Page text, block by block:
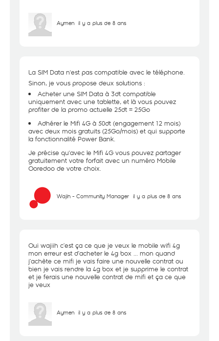
Aymen il y a plus de 8 ans
La SIM Data n'est pas compatible avec le téléphone.
Sinon, je vous propose deux solutions :
Acheter une SIM Data à 3dt compatible
uniquement avec une tablette, et là vous pouvez
profiter de la promo actuelle 25dt = 25Go
Adhérer le Mifi 4G à 50dt (engagement 12 mois)
avec deux mois gratuits (25Go/mois) et qui supporte
la fonctionnalité Power Bank.
Je précise qu'avec le Mifi 4G vous pouvez partager
gratuitement votre forfait avec un numéro Mobile
Ooredoo de votre choix.
Wajih - Community Manager il y a plus de 8 ans
Oui wajiih c’est ça ce que je veux le mobile wifi 4g
mon erreur est d’acheter le 4g box ... mon quand
j’achète ce mifi je vais faire une nouvelle contrat ou
bien je vais rendre la 4g box et je supprime le contrat
et je ferais une nouvelle contrat de mifi et ça ce que
je veux
Aymen il y a plus de 8 ans